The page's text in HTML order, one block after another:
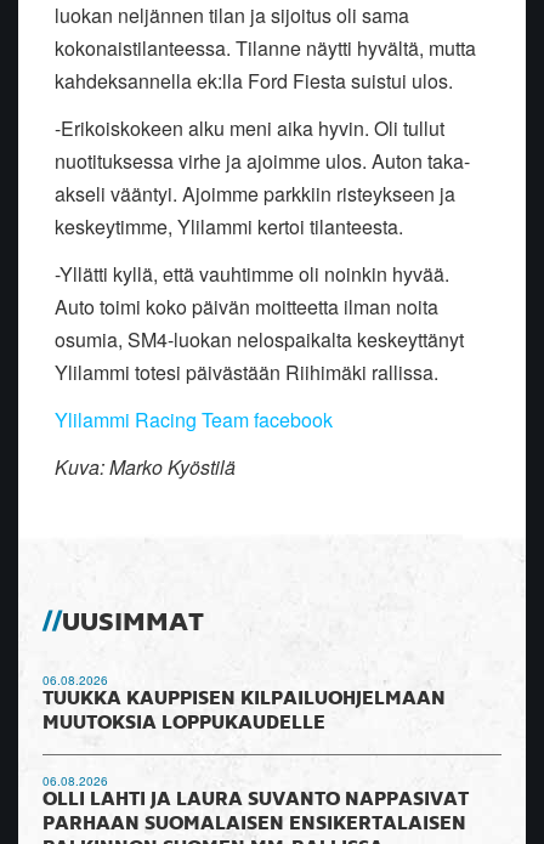
luokan neljännen tilan ja sijoitus oli sama
kokonaistilanteessa. Tilanne näytti hyvältä, mutta
kahdeksannella ek:lla Ford Fiesta suistui ulos.
-Erikoiskokeen alku meni aika hyvin. Oli tullut
nuotituksessa virhe ja ajoimme ulos. Auton taka-
akseli vääntyi. Ajoimme parkkiin risteykseen ja
keskeytimme, Ylilammi kertoi tilanteesta.
-Yllätti kyllä, että vauhtimme oli noinkin hyvää.
Auto toimi koko päivän moitteetta ilman noita
osumia, SM4-luokan nelospaikalta keskeyttänyt
Ylilammi totesi päivästään Riihimäki rallissa.
Ylilammi Racing Team facebook
Kuva: Marko Kyöstilä
UUSIMMAT
06.08.2026
TUUKKA KAUPPISEN KILPAILUOHJELMAAN
MUUTOKSIA LOPPUKAUDELLE
06.08.2026
OLLI LAHTI JA LAURA SUVANTO NAPPASIVAT
PARHAAN SUOMALAISEN ENSIKERTALAISEN